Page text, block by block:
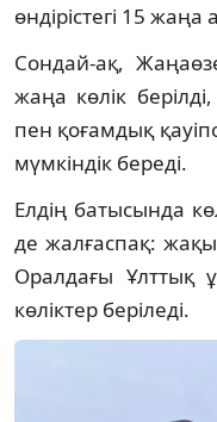
өндірістегі 15 жаңа
Сондай-ақ,
жаңа көлік
пен қоғамдық
мүмкіндік береді.
Елдің батысында
де жалғаспақ:
Оралдағы Ұлттық
көліктер беріледі.